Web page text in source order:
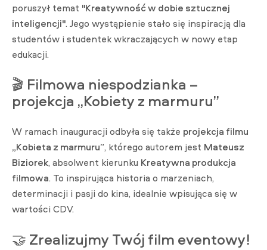
poruszył temat "Kreatywność w dobie sztucznej
inteligencji". Jego wystąpienie stało się inspiracją dla
studentów i studentek wkraczających w nowy etap
edukacji.
🎬 Filmowa niespodzianka –
projekcja „Kobiety z marmuru”
W ramach inauguracji odbyła się także projekcja filmu
„Kobieta z marmuru”, którego autorem jest Mateusz
Biziorek, absolwent kierunku Kreatywna produkcja
filmowa. To inspirująca historia o marzeniach,
determinacji i pasji do kina, idealnie wpisująca się w
wartości CDV.
🤝 Zrealizujmy Twój film eventowy!